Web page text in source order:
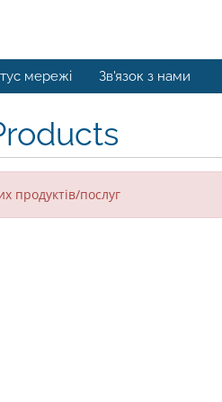
мережі Зв'язок з нами
продуктів/послуг